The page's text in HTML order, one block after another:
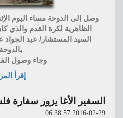
الظاهرية لكرة القدم والذي
السيد المستشار/ عبد
بالدوحة
وجاء وصول
إقرأ
السفير الأغا يزور سفارة
2016-02-29 06:38:57